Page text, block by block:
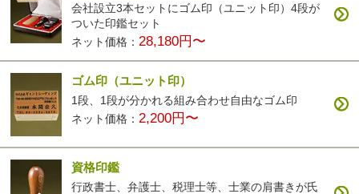
会社設立3本セットにゴム印（ユニット印）4段が
ついた印鑑セット
ネット価格： 28,180円〜
ゴム印（ユニット印）
1段、1段が分かれる組み合わせ自由なゴム印
ネット価格：2,200円〜
資格印鑑
行政書士、弁護士、税理士等、士業の肩書きが氏